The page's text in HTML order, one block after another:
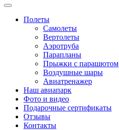
Полеты
Самолеты
Вертолеты
Аэротруба
Парапланы
Прыжки с парашютом
Воздушные шары
Авиатренажер
Наш авиапарк
Фото и видео
Подарочные сертификаты
Отзывы
Контакты